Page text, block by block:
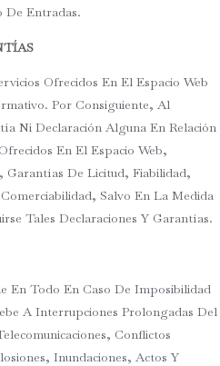
Entradas.
Ofrecidos En El Espacio Web
Por Consiguiente, Al
Ni Declaración Alguna En Relación
En El Espacio Web,
De Licitud, Fiabilidad,
Salvo En La Medida
Tales Declaraciones Y Garantías.
En Todo En Caso De Imposibilidad
A Interrupciones Prolongadas Del
Conflictos
Inundaciones, Actos Y